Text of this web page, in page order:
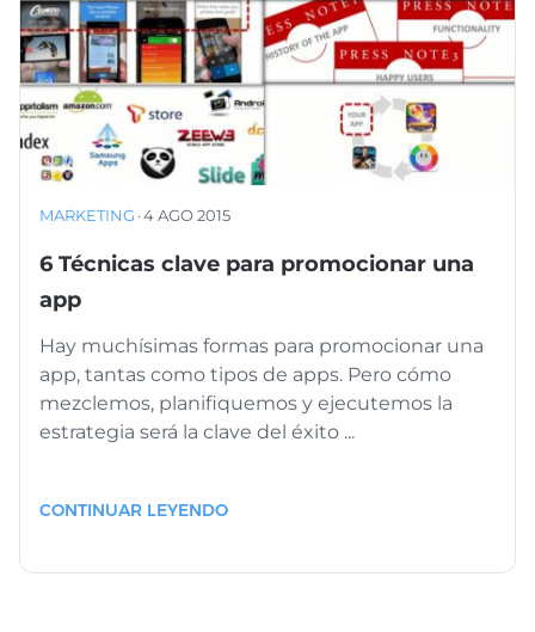
MARKETING ·4 AGO 2015
6 Técnicas clave para promocionar una
app
Hay muchísimas formas para promocionar una
app, tantas como tipos de apps. Pero cómo
mezclemos, planifiquemos y ejecutemos la
estrategia será la clave del éxito ...
CONTINUAR LEYENDO